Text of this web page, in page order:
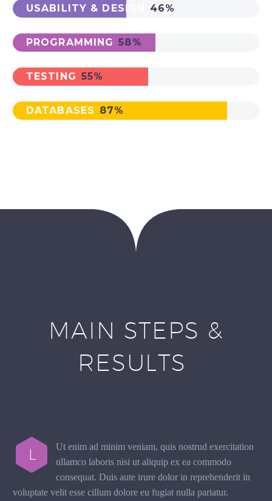
USABILITY & DESIGN 46%
PROGRAMMING 58%
TESTING 55%
DATABASES 87%
MAIN STEPS &
RESULTS
L
Ut enim ad minim veniam, quis nostrud exercitation
ullamco laboris nisi ut aliquip ex ea commodo
consequat. Duis aute irure dolor in reprehenderit in
voluptate velit esse cillum dolore eu fugiat nulla pariatur.